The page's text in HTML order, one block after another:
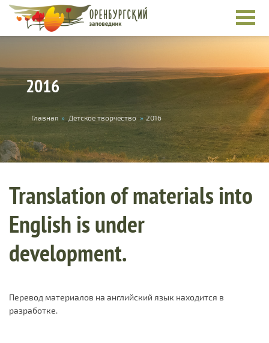
Skip to main content
2016
You are here
Главная » Детское творчество » 2016
Translation of materials into
English is under
development.
Перевод материалов на английский язык находится в
разработке.